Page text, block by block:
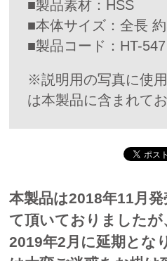
■製品素材：HSS
■本体サイズ：全長
■製品コード：HT-547
※説明用の写真に使
は本製品に含まれてお
本製品は2018年11月
て頂いておりましたが
2019年2月に延期とな